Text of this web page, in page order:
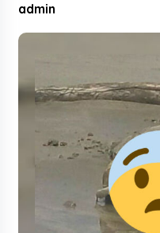
admin